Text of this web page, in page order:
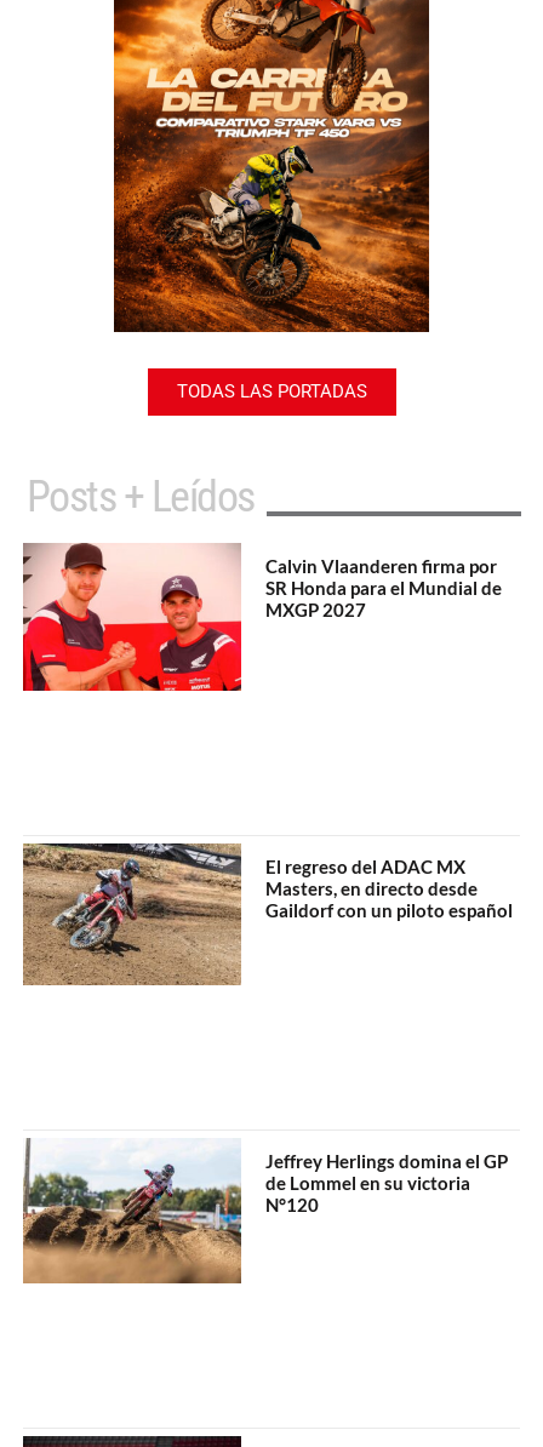
TODAS LAS PORTADAS
Posts + Leídos
Calvin Vlaanderen firma por
SR Honda para el Mundial de
MXGP 2027
El regreso del ADAC MX
Masters, en directo desde
Gaildorf con un piloto español
Jeffrey Herlings domina el GP
de Lommel en su victoria
N°120